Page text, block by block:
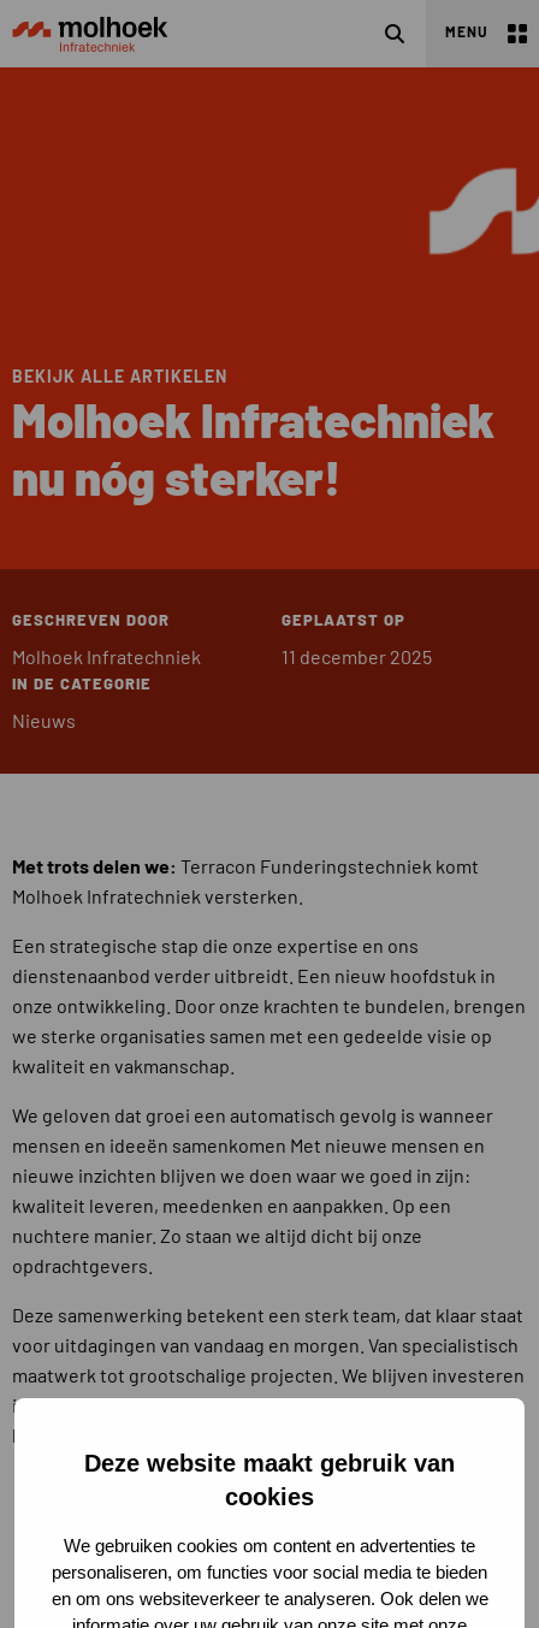
Deze website maakt gebruik van
cookies
We gebruiken cookies om content en advertenties te
personaliseren, om functies voor social media te bieden
en om ons websiteverkeer te analyseren. Ook delen we
ZoekenMENU
BEKIJK ALLE ARTIKELEN
Molhoek Infratechniek
nu nóg sterker!
GESCHREVEN DOOR
Molhoek Infratechniek
GEPLAATST OP
11 december 2025
IN DE CATEGORIE
Nieuws
Met trots delen we: Terracon Funderingstechniek komt
Molhoek Infratechniek versterken.
Een strategische stap die onze expertise en ons
dienstenaanbod verder uitbreidt. Een nieuw hoofdstuk in
onze ontwikkeling. Door onze krachten te bundelen, brengen
we sterke organisaties samen met een gedeelde visie op
kwaliteit en vakmanschap.
We geloven dat groei een automatisch gevolg is wanneer
mensen en ideeën samenkomen Met nieuwe mensen en
nieuwe inzichten blijven we doen waar we goed in zijn:
kwaliteit leveren, meedenken en aanpakken. Op een
nuchtere manier. Zo staan we altijd dicht bij onze
opdrachtgevers.
Deze samenwerking betekent een sterk team, dat klaar staat
voor uitdagingen van vandaag en morgen. Van specialistisch
maatwerk tot grootschalige projecten. We blijven investeren
in innovatie en kwaliteit en hechten veel waarde aan
langdurige relaties met onze klanten en vakmedia.